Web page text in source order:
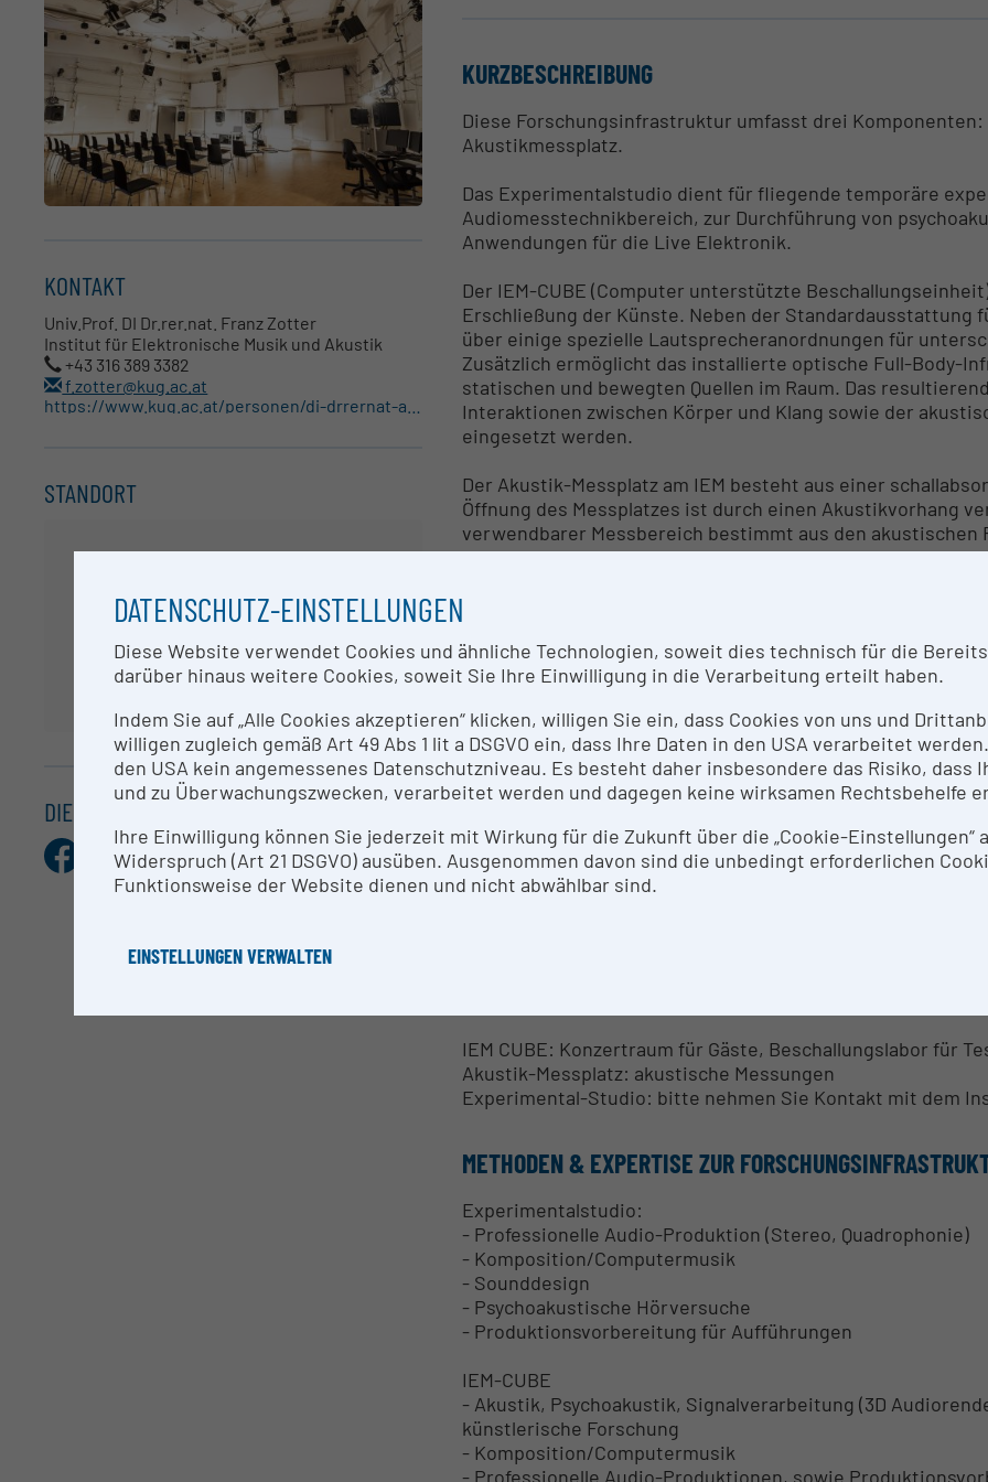
KURZBESCHREIBUNG
Diese Forschungsinfrastruktur umfasst drei
Akustikmessplatz.
Das Experimentalstudio dient für fliegende temporäre
Audiomesstechnikbereich, zur Durchführung von
Anwendungen für die Live Elektronik.
Der IEM-CUBE (Computer unterstützte
Erschließung der Künste. Neben der Standardausstattung
über einige spezielle Lautsprecheranordnungen für
Zusätzlich ermöglicht das installierte optische Full-Body-
statischen und bewegten Quellen im Raum. Das
Interaktionen zwischen Körper und Klang sowie der
eingesetzt werden.
Der Akustik-Messplatz am IEM besteht aus einer
Öffnung des Messplatzes ist durch einen Akustikvorhang
verwendbarer Messbereich bestimmt aus den akustischen
<0.5dB.
Design und Virtual/Augemented/Mixed Reality im
angeführten Infrastrukturkomponenten ebenso wie jene im
Erreichung maximaler Leistungsfähigkeit und
wichtig ist.
Die Installation der einzelnen Komponenten erfolgt verteilt
gewünschte Flexibilität der Nutzung erfordert eine
ortsfesten Systemgruppen.
ANSPRECHPERSON
IEM CUBE: Konzertraum für Gäste, Beschallungslabor für
Akustik-Messplatz: akustische Messungen
Experimental-Studio: bitte nehmen Sie Kontakt mit dem
METHODEN & EXPERTISE ZUR
Experimentalstudio:
- Professionelle Audio-Produktion (Stereo, Quadrophonie)
- Komposition/Computermusik
- Sounddesign
- Psychoakustische Hörversuche
- Produktionsvorbereitung für Aufführungen
IEM-CUBE
- Akustik, Psychoakustik, Signalverarbeitung (3D
künstlerische Forschung
- Komposition/Computermusik
- Professionelle Audio-Produktionen, sowie
KONTAKT
Univ.Prof. DI Dr.rer.nat. Franz Zotter
Institut für Elektronische Musik und Akustik
+43 316 389 3382
f.zotter@kug.ac.at
STANDORT
DIESEN EINTRAG TEILEN
FacebookX.comPinterestLinkedIn
E-
Mail
DATENSCHUTZ-EINSTELLUNGEN
Diese Website verwendet Cookies und ähnliche Technologien, soweit dies technisch für die
darüber hinaus weitere Cookies, soweit Sie Ihre Einwilligung in die Verarbeitung erteilt haben.
Indem Sie auf „Alle Cookies akzeptieren“ klicken, willigen Sie ein, dass Cookies von uns und
willigen zugleich gemäß Art 49 Abs 1 lit a DSGVO ein, dass Ihre Daten in den USA verarbeitet
den USA kein angemessenes Datenschutzniveau. Es besteht daher insbesondere das Risiko, dass
und zu Überwachungszwecken, verarbeitet werden und dagegen keine wirksamen Rechtsbehelfe
Ihre Einwilligung können Sie jederzeit mit Wirkung für die Zukunft über die „Cookie-Einstellungen“
Widerspruch (Art 21 DSGVO) ausüben. Ausgenommen davon sind die unbedingt erforderlichen
Funktionsweise der Website dienen und nicht abwählbar sind.
EINSTELLUNGEN VERWALTEN